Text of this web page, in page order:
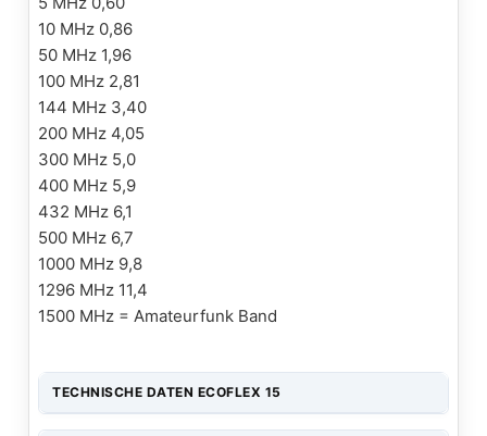
10 MHz 0,86
50 MHz 1,96
100 MHz 2,81
144 MHz 3,40
200 MHz 4,05
300 MHz 5,0
400 MHz 5,9
432 MHz 6,1
500 MHz 6,7
1000 MHz 9,8
1296 MHz 11,4
1500 MHz = Amateurfunk Band
TECHNISCHE DATEN ECOFLEX 15